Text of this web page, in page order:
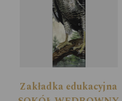
Zakładka edukacyjna